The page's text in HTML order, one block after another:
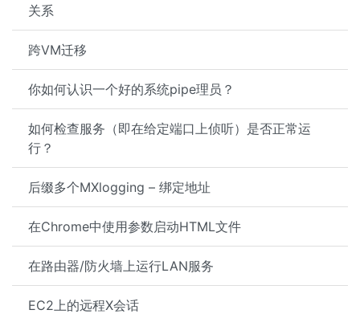
关系
跨VM迁移
你如何认识一个好的系统pipe理员？
如何检查服务（即在给定端口上侦听）是否正常运
行？
后缀多个MXlogging – 绑定地址
在Chrome中使用参数启动HTML文件
在路由器/防火墙上运行LAN服务
EC2上的远程X会话